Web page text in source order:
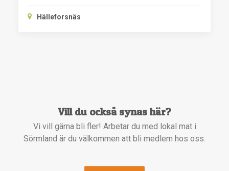
Hälleforsnäs
Vill du också synas här?
Vi vill gärna bli fler! Arbetar du med lokal mat i
Sörmland är du välkommen att bli medlem hos oss.